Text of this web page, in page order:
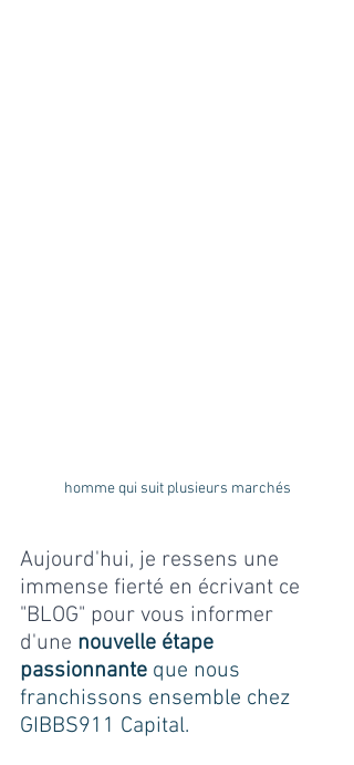
homme qui suit plusieurs marchés
Aujourd'hui, je ressens une
immense fierté en écrivant ce
"BLOG" pour vous informer
d'une nouvelle étape
passionnante que nous
franchissons ensemble chez
GIBBS911 Capital.